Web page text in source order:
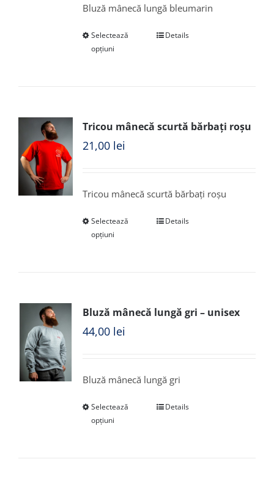
Bluză mânecă lungă bleumarin
Selectează
opțiuni
Details
Tricou mânecă scurtă bărbați roșu
21,00 lei
Tricou mânecă scurtă bărbați roșu
Selectează
opțiuni
Details
Bluză mânecă lungă gri – unisex
44,00 lei
Bluză mânecă lungă gri
Selectează
opțiuni
Details